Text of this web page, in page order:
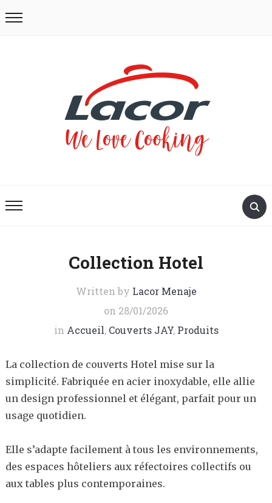
Collection Hotel
Written by Lacor Menaje
on 28/01/2026
in Accueil, Couverts JAY, Produits
La collection de couverts Hotel mise sur la
simplicité. Fabriquée en acier inoxydable, elle allie
un design professionnel et élégant, parfait pour un
usage quotidien.
Elle s’adapte facilement à tous les environnements,
des espaces hôteliers aux réfectoires collectifs ou
aux tables plus contemporaines.